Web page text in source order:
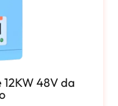
48V da